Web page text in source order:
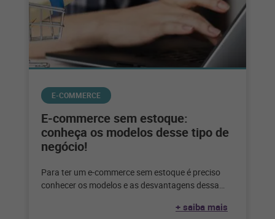
E-COMMERCE
E-commerce sem estoque:
conheça os modelos desse tipo de
negócio!
Para ter um e-commerce sem estoque é preciso
conhecer os modelos e as desvantagens dessa
+ saiba mais